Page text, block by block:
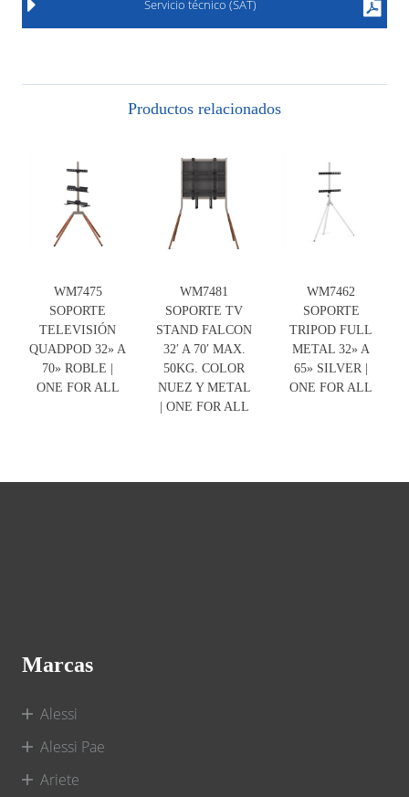
Servicio técnico (SAT)
Productos relacionados
WM7475
SOPORTE
TELEVISIÓN
QUADPOD 32» A
70» ROBLE |
ONE FOR ALL
WM7481
SOPORTE TV
STAND FALCON
32′ A 70′ MAX.
50KG. COLOR
NUEZ Y METAL
| ONE FOR ALL
WM7462
SOPORTE
TRIPOD FULL
METAL 32» A
65» SILVER |
ONE FOR ALL
Marcas
Alessi
Alessi Pae
Ariete